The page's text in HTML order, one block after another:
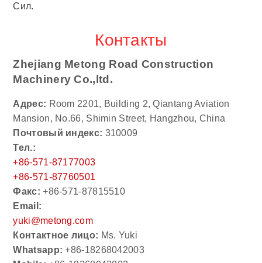
Сил.
Контакты
Zhejiang Metong Road Construction
Machinery Co.,ltd.
Адрес: Room 2201, Building 2, Qiantang Aviation
Mansion, No.66, Shimin Street, Hangzhou, China
Почтовый индекс: 310009
Тел.:
+86-571-87177003
+86-571-87760501
Факс: +86-571-87815510
Email:
yuki@metong.com
Контактное лицо: Ms. Yuki
Whatsapp:+86-18268042003